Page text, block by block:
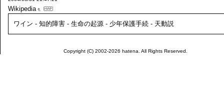
Wikipedia
ワイン - 知的障害 - 生命の起源 - 少年保護手続 - 天動説
Copyright (C) 2002-2026 hatena. All Rights Reserved.